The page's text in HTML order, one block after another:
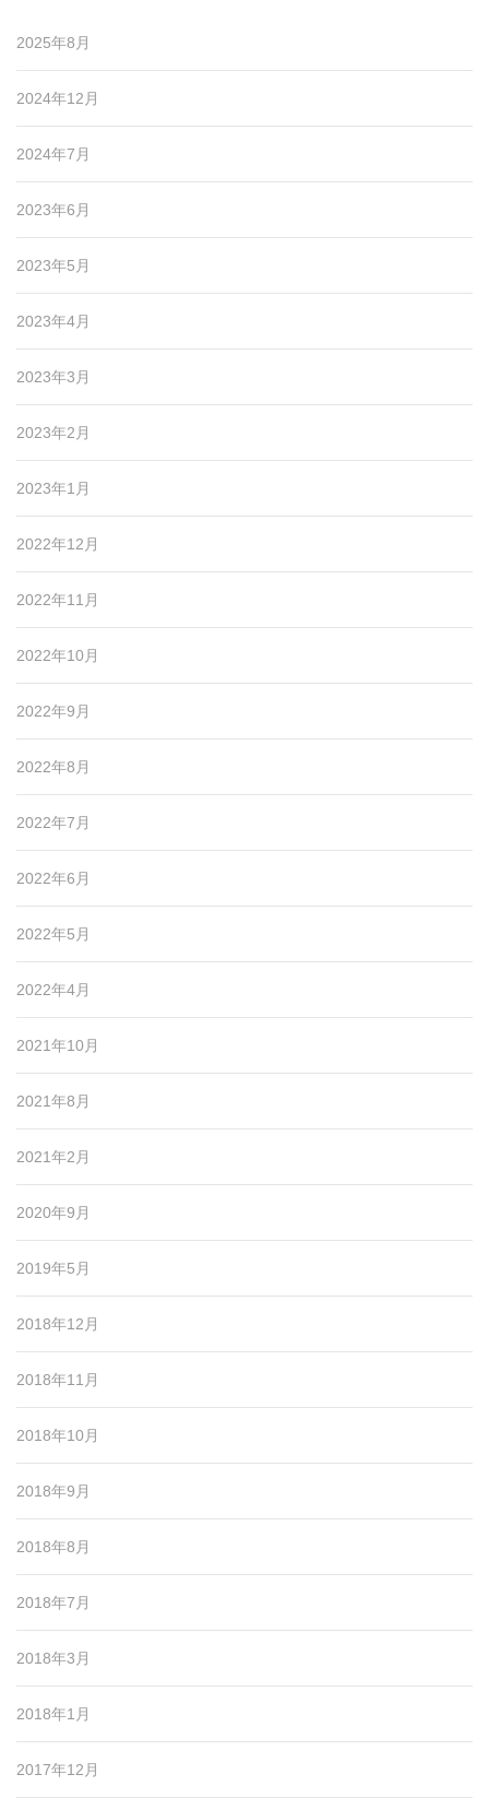
2025年8月
2024年12月
2024年7月
2023年6月
2023年5月
2023年4月
2023年3月
2023年2月
2023年1月
2022年12月
2022年11月
2022年10月
2022年9月
2022年8月
2022年7月
2022年6月
2022年5月
2022年4月
2021年10月
2021年8月
2021年2月
2020年9月
2019年5月
2018年12月
2018年11月
2018年10月
2018年9月
2018年8月
2018年7月
2018年3月
2018年1月
2017年12月